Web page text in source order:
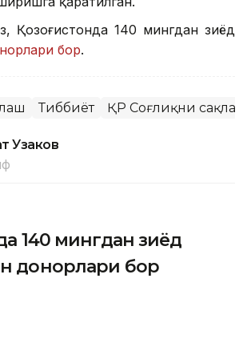
Қозоғистонда 140 мингдан зиёд
бор.
Тиббиёт ҚР Соғлиқни
Узаков
140 мингдан зиёд
донорлари бор